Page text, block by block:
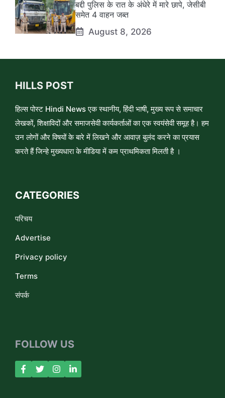
बद्दी पुलिस के रात के अंधेरे में मारे छापे, जेसीबी
समेत 4 वाहन जब्त
August 8, 2026
HILLS POST
हिल्स पोस्ट Hindi News एक स्थानीय, हिंदी भाषी, मुख्य रूप से समाचार
लेखकों, शिक्षाविदों और समाजसेवी कार्यकर्ताओं का एक स्वयंसेवी समूह है। हम
उन लोगों और विषयों के बारे में लिखने और आवाज़ बुलंद करने का प्रयास
करते हैं जिन्हे मुख्यधारा के मीडिया में कम प्राथमिकता मिलती है ।
CATEGORIES
परिचय
Advertise
Privacy policy
Terms
संपर्क
FOLLOW US